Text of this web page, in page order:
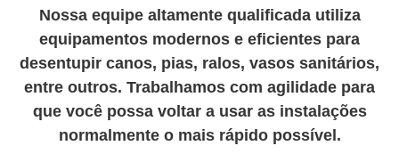
Nossa equipe altamente qualificada utiliza
equipamentos modernos e eficientes para
desentupir canos, pias, ralos, vasos sanitários,
entre outros. Trabalhamos com agilidade para
que você possa voltar a usar as instalações
normalmente o mais rápido possível.